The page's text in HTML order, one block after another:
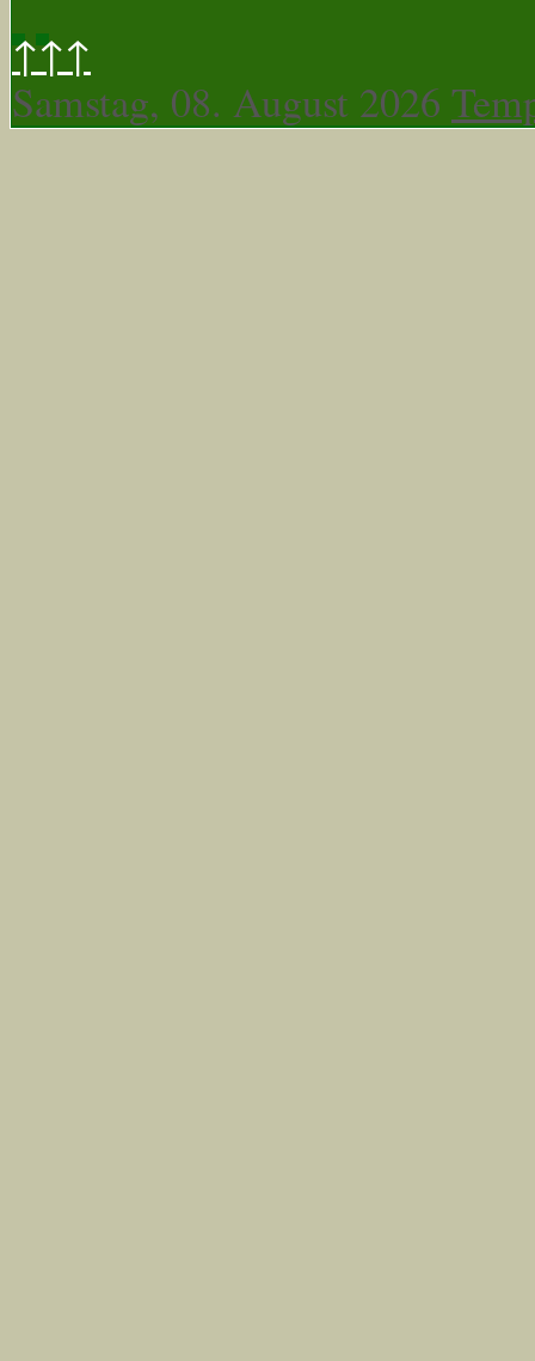
↑↑↑
Samstag, 08. August 2026